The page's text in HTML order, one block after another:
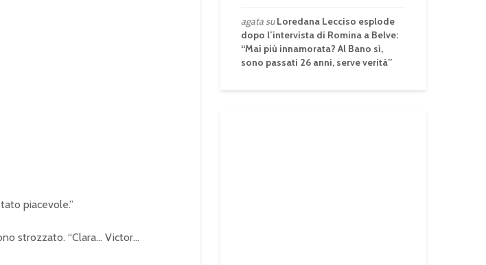
piacevole.”
strozzato. “Clara… Victor…
agatasuLoredana Lecciso esplode
dopo l’intervista di Romina a Belve:
“Mai più innamorata? Al Bano sì,
sono passati 26 anni, serve verità”